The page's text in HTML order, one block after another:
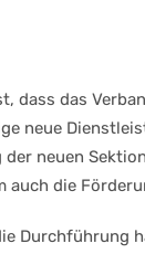
dass das
neue
neuen
die
Durchführung